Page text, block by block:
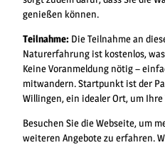
genießen können.
Teilnahme: Die Teilnahme an
Naturerfahrung ist kostenlos,
Keine Voranmeldung nötig –
mitwandern. Startpunkt ist der
Willingen, ein idealer Ort, um
Besuchen Sie die Webseite, um
weiteren Angebote zu erfahren.